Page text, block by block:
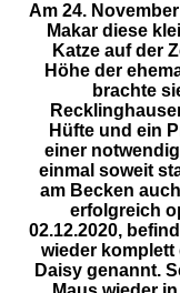
Am 24.
Makar diese
Katze auf der
Höhe der
brachte
Hüfte und ein
einer
einmal soweit
am Becken
erfolgreich
02.12.2020,
wieder komplett
Daisy genannt.